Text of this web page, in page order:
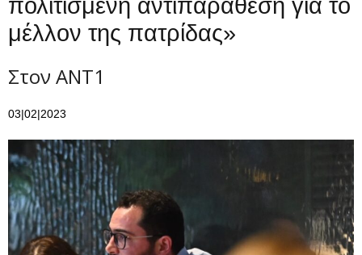
μέλλον της πατρίδας»
Στον ΑΝΤ1
03|02|2023